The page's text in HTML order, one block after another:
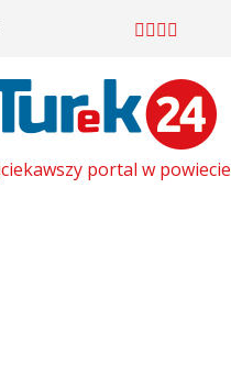
portal w powiecie